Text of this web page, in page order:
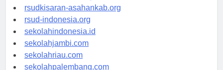
rsud-natunakab.org
rsudkisaran-asahankab.org
rsud-indonesia.org
sekolahindonesia.id
sekolahjambi.com
sekolahriau.com